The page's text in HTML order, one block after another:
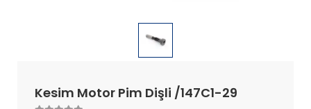
Kesim Motor Pim Dişli /147C1-29